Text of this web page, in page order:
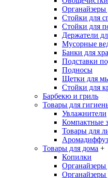
Органайзеры
Стойки для
Стойки для
Держатели
Мусорные
Банки для
Подставки
Подносы
Щетки для
Стойки для
Барбекю и гриль
Товары для
Увлажнители
Компактные
Товары для
Товары для дома +
Копилки
Органайзеры